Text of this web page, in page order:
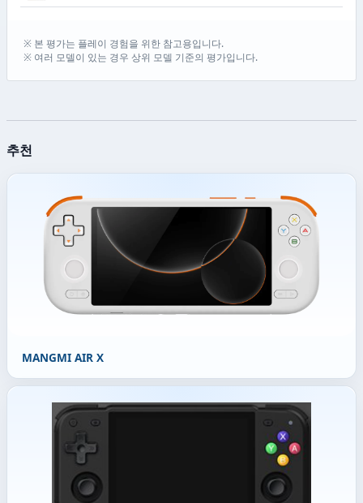
※ 본 평가는 플레이 경험을 위한 참고용입니다.
※ 여러 모델이 있는 경우 상위 모델 기준의 평가입니다.
추천
MANGMI AIR X